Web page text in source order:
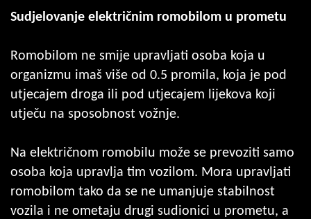
Sudjelovanje električnim romobilom u prometu
Romobilom ne smije upravljati osoba koja u
organizmu imaš više od 0.5 promila, koja je pod
utjecajem droga ili pod utjecajem lijekova koji
utječu na sposobnost vožnje.
Na električnom romobilu može se prevoziti samo
osoba koja upravlja tim vozilom. Mora upravljati
romobilom tako da se ne umanjuje stabilnost
vozila i ne ometaju drugi sudionici u prometu, a